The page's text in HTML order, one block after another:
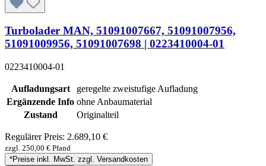
Turbolader MAN, 51091007667, 51091007956,
51091009956, 51091007698 | 0223410004-01
0223410004-01
Aufladungsart
geregelte zweistufige Aufladung
Ergänzende Info ohne Anbaumaterial
Zustand
Originalteil
Regulärer Preis: 2.689,10 €
zzgl. 250,00 € Pfand
*Preise inkl. MwSt. zzgl. Versandkosten